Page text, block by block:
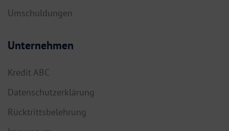
Umschuldungen
Unternehmen
Kredit ABC
Datenschutzerklärung
Rücktrittsbelehrung